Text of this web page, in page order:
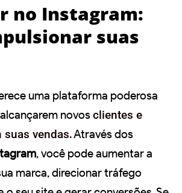
no Instagram:
suas
uma plataforma poderosa
novosclientes e
vendas. Através dos
, você pode aumentar a
marca, direcionar tráfego